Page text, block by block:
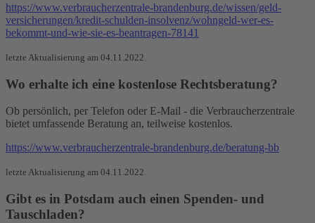
https://www.verbraucherzentrale-brandenburg.de/wissen/geld-
versicherungen/kredit-schulden-insolvenz/wohngeld-wer-es-
bekommt-und-wie-sie-es-beantragen-78141
letzte Aktualisierung am 04.11.2022.
Wo erhalte ich eine kostenlose Rechtsberatung?
Ob persönlich, per Telefon oder E-Mail - die Verbraucherzentrale
bietet umfassende Beratung an, teilweise kostenlos.
https://www.verbraucherzentrale-brandenburg.de/beratung-bb
letzte Aktualisierung am 04.11.2022.
Gibt es in Potsdam auch einen Spenden- und
Tauschladen?